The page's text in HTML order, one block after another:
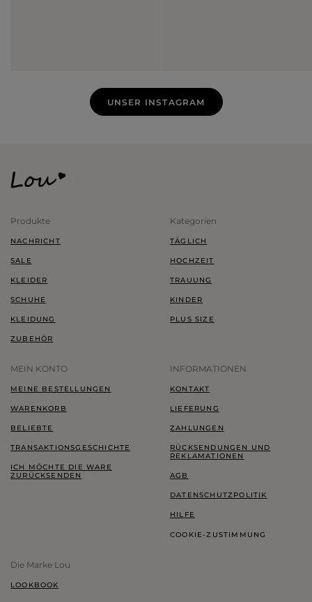
UNSER INSTAGRAM
Produkte
NACHRICHT
SALE
KLEIDER
SCHUHE
KLEIDUNG
ZUBEHÖR
Kategorien
TÄGLICH
HOCHZEIT
TRAUUNG
KINDER
PLUS SIZE
MEIN KONTO
MEINE BESTELLUNGEN
WARENKORB
BELIEBTE
TRANSAKTIONSGESCHICHTE
ICH MÖCHTE DIE WARE
ZURÜCKSENDEN
INFORMATIONEN
KONTAKT
LIEFERUNG
ZAHLUNGEN
RÜCKSENDUNGEN UND
REKLAMATIONEN
AGB
DATENSCHUTZPOLITIK
HILFE
COOKIE-ZUSTIMMUNG
Die Marke Lou
LOOKBOOK